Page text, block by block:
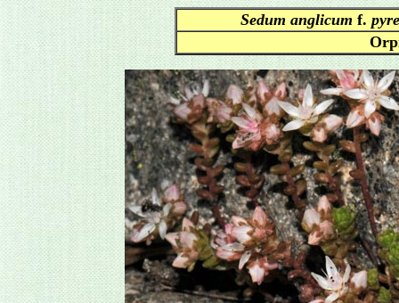
Sedum anglicum f.